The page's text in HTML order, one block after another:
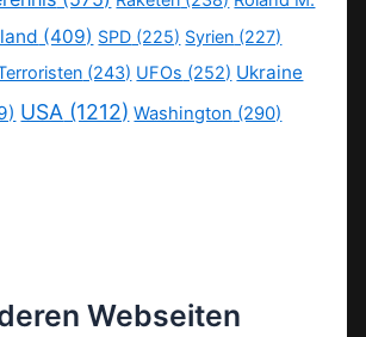
(409) SPD (225) Syrien (227)
(243) UFOs (252) Ukraine
USA (1212) Washington (290)
Webseiten